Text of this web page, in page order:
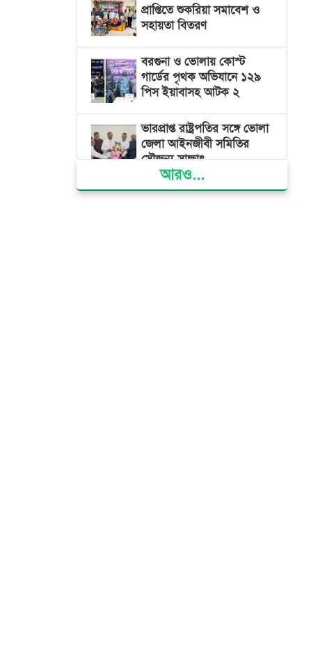
প্রাপ্তিতে শুকরিয়া সমাবেশ ও
সহায়তা বিতরণ
বরগুনা ও ভোলায় কোস্ট
গার্ডের পৃথক অভিযানে ১২৯
পিস ইয়াবাসহ আটক ২
ভারপ্রাপ্ত রাষ্ট্রপতির সঙ্গে ভোলা
জেলা আইনজীবী সমিতির
সৌজন্য সাক্ষাৎ
দৌলতখানে জমি বিরোধে
আরও...